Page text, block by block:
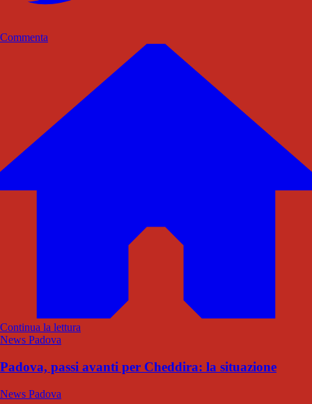
Commenta
Continua la lettura
News Padova
Padova, passi avanti per Cheddira: la situazione
News Padova